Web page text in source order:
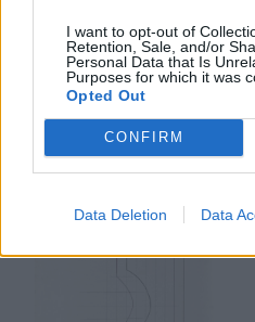
I want to opt-out of
Retention, Sale, and/or
Personal Data that Is
Purposes for which it was
Opted Out
CONFIRM
Data Deletion Data
KAPCSOLÓDÓ